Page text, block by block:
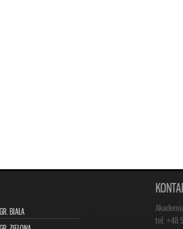
BIAŁA
tel: +48